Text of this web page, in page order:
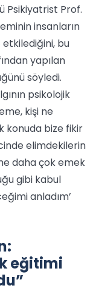
Psikiyatrist Prof.
insanların
bu
yapılan
söyledi.
psikolojik
kişi ne
konuda bize fikir
elimdekilerin
daha çok emek
gibi kabul
anladım’
eğitimi